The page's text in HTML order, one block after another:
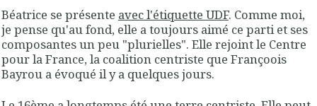
Béatrice se présente avec l'étiquette UDF. Comme moi,
je pense qu'au fond, elle a toujours aimé ce parti et ses
composantes un peu "plurielles". Elle rejoint le Centre
pour la France, la coalition centriste que Françoois
Bayrou a évoqué il y a quelques jours.